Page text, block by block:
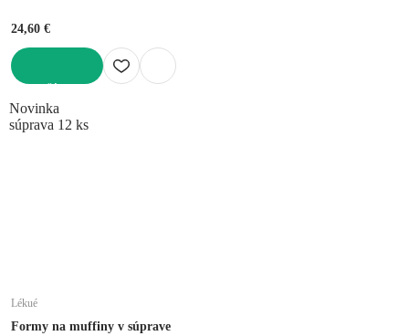
24,60 €
Novinka
súprava 12 ks
Lékué
Formy na muffiny v súprave